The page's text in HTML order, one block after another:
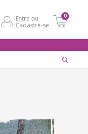
Entre ou
Cadastre-se
0